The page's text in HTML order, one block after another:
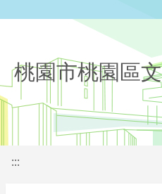
桃園市桃園區
:::